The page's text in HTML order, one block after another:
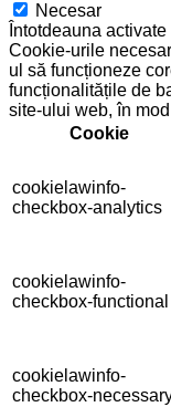
Necesar
Întotdeauna activate
Cookie-urile
ul să funcționeze
funcționalitățile de
site-ului web, în
Cookie
cookielawinfo-
checkbox-analytics
cookielawinfo-
checkbox-functional
cookielawinfo-
checkbox-